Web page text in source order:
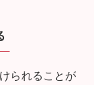
られることが